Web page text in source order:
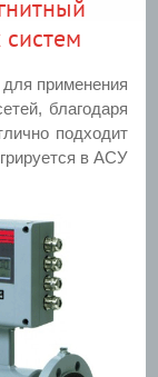
применения
благодаря
подходит
в АСУ